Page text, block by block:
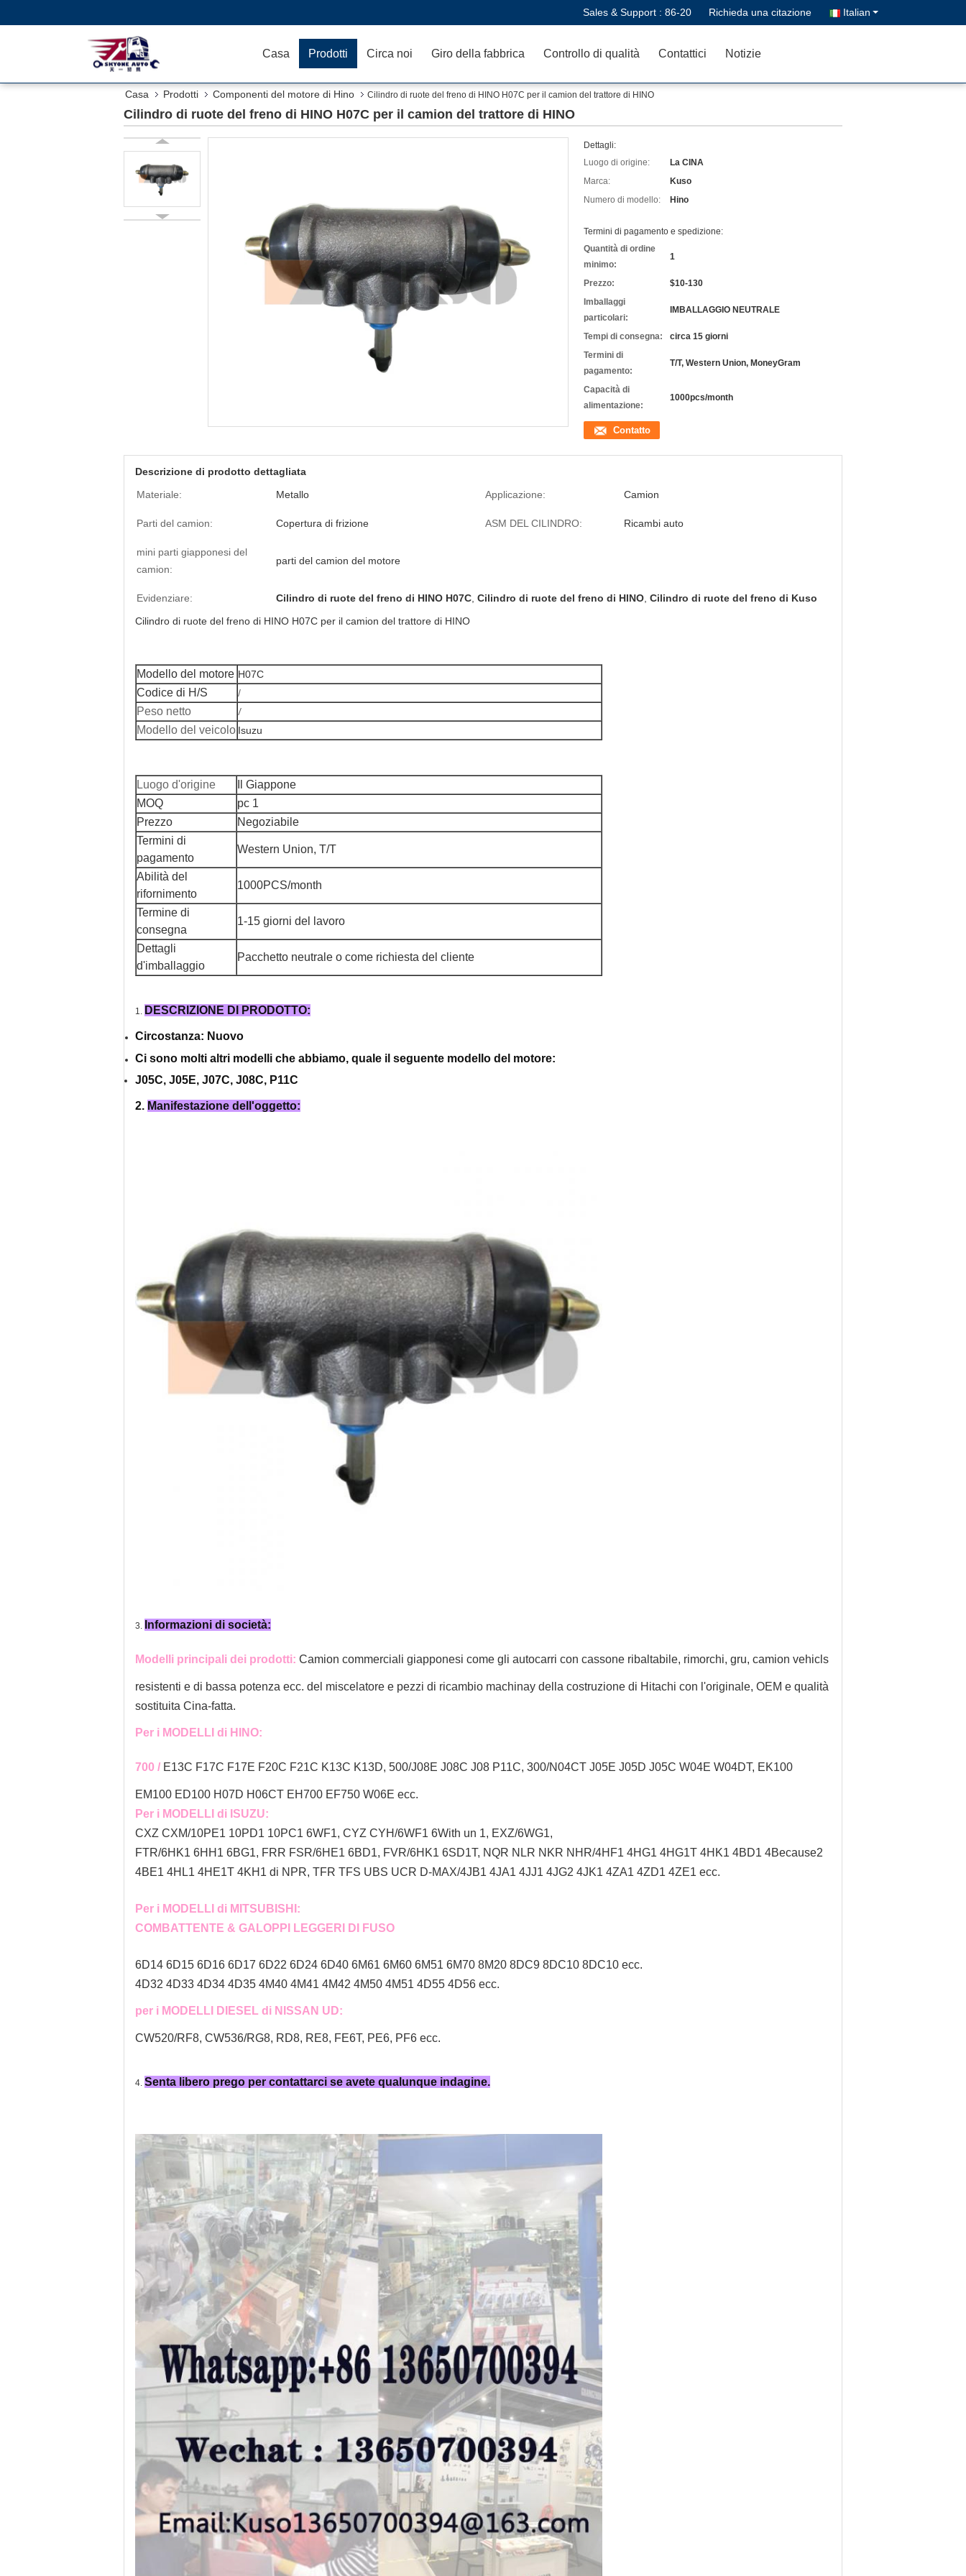
Sales & Support : 86-20 Richieda una citazione Italian
Casa Prodotti Circa noi Giro della fabbrica Controllo di qualità Contattici Notizie
Casa Prodotti Componenti del motore di Hino Cilindro di ruote del freno di HINO H07C per il camion del trattore di HINO
Cilindro di ruote del freno di HINO H07C per il camion del trattore di HINO
Dettagli:
Luogo di origine:
La CINA
Marca:
Kuso
Numero di modello:
Hino
Termini di pagamento e spedizione:
Quantità di ordine
minimo:
1
Prezzo:
$10-130
Imballaggi
particolari:
IMBALLAGGIO NEUTRALE
Tempi di consegna:
circa 15 giorni
Termini di
pagamento:
T/T, Western Union, MoneyGram
Capacità di
alimentazione:
1000pcs/month
Contatto
Descrizione di prodotto dettagliata
Materiale:
Metallo Applicazione: Camion
Parti del camion: Copertura di frizione ASM DEL CILINDRO: Ricambi auto
mini parti giapponesi del
camion:
parti del camion del motore
Evidenziare: Cilindro di ruote del freno di HINO H07C Cilindro di ruote del freno di HINO Cilindro di ruote del freno di Kuso
Cilindro di ruote del freno di HINO H07C per il camion del trattore di HINO
Modello del motore H07C
Codice di H/S /
Peso netto /
Modello del veicolo Isuzu
Luogo d'origine
Il Giappone
MOQ
pc 1
Prezzo
Negoziabile
Termini di
pagamento
Western Union, T/T
Abilità del
rifornimento
1000PCS/month
Termine di
consegna
1-15 giorni del lavoro
Dettagli
d'imballaggio
Pacchetto neutrale o come richiesta del cliente
1. DESCRIZIONE DI PRODOTTO:
Circostanza: Nuovo
Ci sono molti altri modelli che abbiamo, quale il seguente modello del motore:
J05C, J05E, J07C, J08C, P11C
2. Manifestazione dell'oggetto:
3. Informazioni di società:
Modelli principali dei prodotti: Camion commerciali giapponesi come gli autocarri con cassone ribaltabile, rimorchi, gru, camion vehicls
resistenti e di bassa potenza ecc. del miscelatore e pezzi di ricambio machinay della costruzione di Hitachi con l'originale, OEM e qualità
sostituita Cina-fatta.
Per i MODELLI di HINO:
700 / E13C F17C F17E F20C F21C K13C K13D, 500/J08E J08C J08 P11C, 300/N04CT J05E J05D J05C W04E W04DT, EK100
EM100 ED100 H07D H06CT EH700 EF750 W06E ecc.
Per i MODELLI di ISUZU:
CXZ CXM/10PE1 10PD1 10PC1 6WF1, CYZ CYH/6WF1 6With un 1, EXZ/6WG1,
FTR/6HK1 6HH1 6BG1, FRR FSR/6HE1 6BD1, FVR/6HK1 6SD1T, NQR NLR NKR NHR/4HF1 4HG1 4HG1T 4HK1 4BD1 4Because2
4BE1 4HL1 4HE1T 4KH1 di NPR, TFR TFS UBS UCR D-MAX/4JB1 4JA1 4JJ1 4JG2 4JK1 4ZA1 4ZD1 4ZE1 ecc.
Per i MODELLI di MITSUBISHI:
COMBATTENTE & GALOPPI LEGGERI DI FUSO
6D14 6D15 6D16 6D17 6D22 6D24 6D40 6M61 6M60 6M51 6M70 8M20 8DC9 8DC10 8DC10 ecc.
4D32 4D33 4D34 4D35 4M40 4M41 4M42 4M50 4M51 4D55 4D56 ecc.
per i MODELLI DIESEL di NISSAN UD:
CW520/RF8, CW536/RG8, RD8, RE8, FE6T, PE6, PF6 ecc.
4. Senta libero prego per contattarci se avete qualunque indagine.